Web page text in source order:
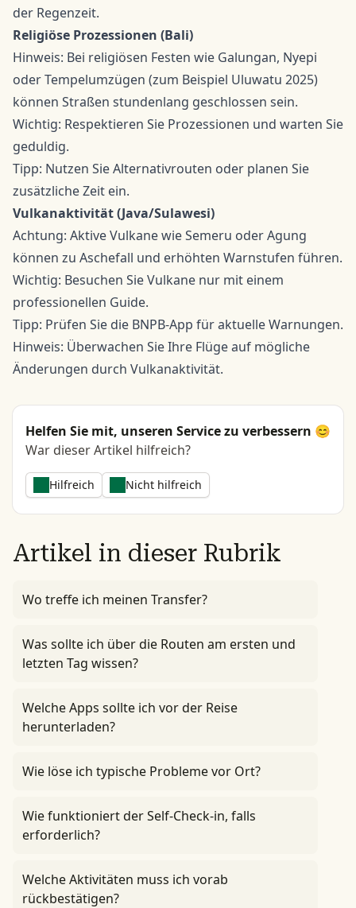
der Regenzeit.
Religiöse Prozessionen (Bali)
Hinweis: Bei religiösen Festen wie Galungan, Nyepi
oder Tempelumzügen (zum Beispiel Uluwatu 2025)
können Straßen stundenlang geschlossen sein.
Wichtig: Respektieren Sie Prozessionen und warten Sie
geduldig.
Tipp: Nutzen Sie Alternativrouten oder planen Sie
zusätzliche Zeit ein.
Vulkanaktivität (Java/Sulawesi)
Achtung: Aktive Vulkane wie Semeru oder Agung
können zu Aschefall und erhöhten Warnstufen führen.
Wichtig: Besuchen Sie Vulkane nur mit einem
professionellen Guide.
Tipp: Prüfen Sie die BNPB-App für aktuelle Warnungen.
Hinweis: Überwachen Sie Ihre Flüge auf mögliche
Änderungen durch Vulkanaktivität.
Helfen Sie mit, unseren Service zu verbessern 😊
War dieser Artikel hilfreich?
Hilfreich Nicht hilfreich
Artikel in dieser Rubrik
Wo treffe ich meinen Transfer?
Was sollte ich über die Routen am ersten und
letzten Tag wissen?
Welche Apps sollte ich vor der Reise
herunterladen?
Wie löse ich typische Probleme vor Ort?
Wie funktioniert der Self-Check-in, falls
erforderlich?
Welche Aktivitäten muss ich vorab
rückbestätigen?